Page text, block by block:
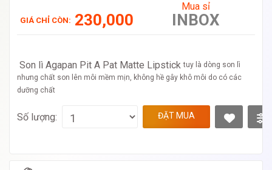
GIÁ CHỈ CÒN: 230,000
Mua sỉ
INBOX
Son lì Agapan Pit A Pat Matte Lipsticktuy là dòng son lì
nhưng chất son lên môi mềm mịn, không hề gây khô môi do có các
dưỡng chất
Số lượng: ĐẶT MUA